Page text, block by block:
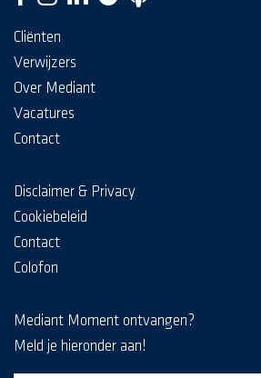
Cliënten
Verwijzers
Over Mediant
Vacatures
Contact
Disclaimer & Privacy
Cookiebeleid
Contact
Colofon
Mediant Moment ontvangen?
Meld je hieronder aan!